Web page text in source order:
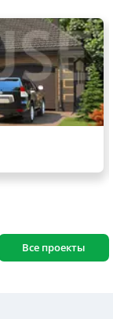
Все проекты